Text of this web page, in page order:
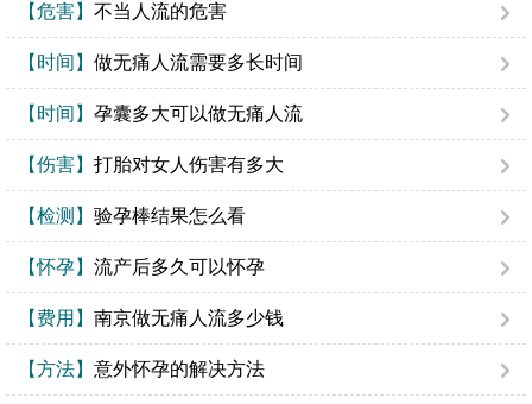
【危害】 不当人流的危害
【时间】 做无痛人流需要多长时间
【时间】 孕囊多大可以做无痛人流
【伤害】 打胎对女人伤害有多大
【检测】 验孕棒结果怎么看
【怀孕】 流产后多久可以怀孕
【费用】 南京做无痛人流多少钱
【方法】 意外怀孕的解决方法